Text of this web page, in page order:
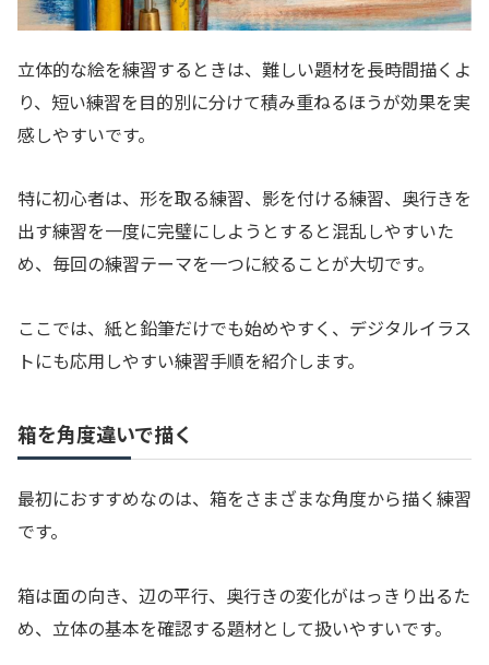
立体的な絵を練習するときは、難しい題材を長時間描くよ
り、短い練習を目的別に分けて積み重ねるほうが効果を実
感しやすいです。
特に初心者は、形を取る練習、影を付ける練習、奥行きを
出す練習を一度に完璧にしようとすると混乱しやすいた
め、毎回の練習テーマを一つに絞ることが大切です。
ここでは、紙と鉛筆だけでも始めやすく、デジタルイラス
トにも応用しやすい練習手順を紹介します。
箱を角度違いで描く
最初におすすめなのは、箱をさまざまな角度から描く練習
です。
箱は面の向き、辺の平行、奥行きの変化がはっきり出るた
め、立体の基本を確認する題材として扱いやすいです。